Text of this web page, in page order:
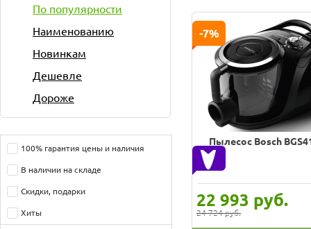
По популярности
Наименованию
Новинкам
Дешевле
Дороже
100% гарантия цены и наличия
В наличии на складе
Скидки, подарки
Хиты
Пылесос Bosch
22 993 руб.
24 724 руб.
-7%